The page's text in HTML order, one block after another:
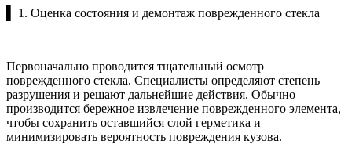
▌ 1. Оценка состояния и демонтаж поврежденного стекла
Первоначально проводится тщательный осмотр
поврежденного стекла. Специалисты определяют степень
разрушения и решают дальнейшие действия. Обычно
производится бережное извлечение поврежденного элемента,
чтобы сохранить оставшийся слой герметика и
минимизировать вероятность повреждения кузова.